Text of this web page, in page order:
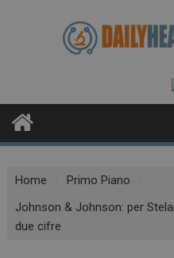
Home
Primo Piano
Johnson & Johnson: per
due cifre